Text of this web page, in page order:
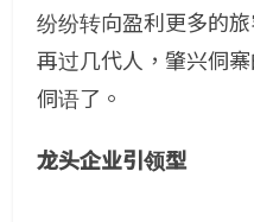
纷纷转向盈利更多的
再过几代人，肇兴侗
侗语了。
龙头企业引领型